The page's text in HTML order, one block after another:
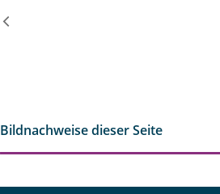
Bildnachweise dieser Seite